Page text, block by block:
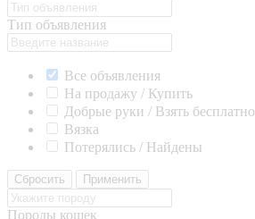
Тип объявления
Все объявления
На продажу / Купить
Добрые руки / Взять бесплатно
Вязка
Потерялись / Найдены
Сбросить Применить
Породы кошек